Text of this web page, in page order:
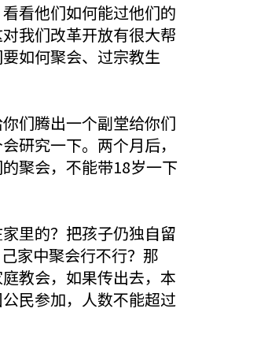
看他们如何能过他们的
我们改革开放有很大帮
如何聚会、过宗教生
们腾出一个副堂给你们
研究一下。两个月后，
聚会，不能带18岁一下
里的？把孩子仍独自留
家中聚会行不行？那
教会，如果传出去，本
民参加，人数不能超过